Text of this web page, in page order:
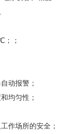
；；
动报警；
均匀性；
作场所的安全；